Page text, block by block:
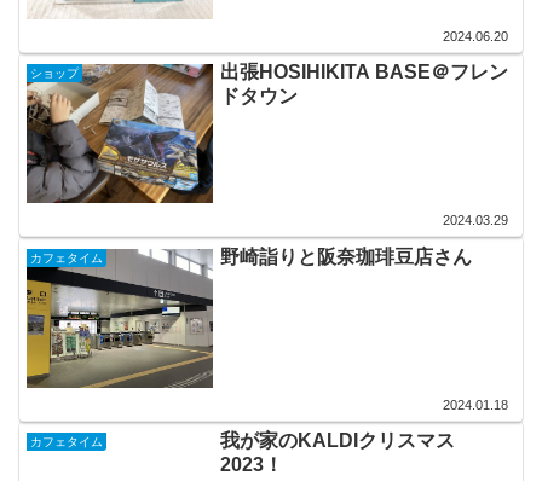
2024.06.20
ショップ
出張HOSIHIKITA BASE＠フレン
ドタウン
2024.03.29
カフェタイム 野崎詣りと阪奈珈琲豆店さん
2024.01.18
カフェタイム
我が家のKALDIクリスマス
2023！